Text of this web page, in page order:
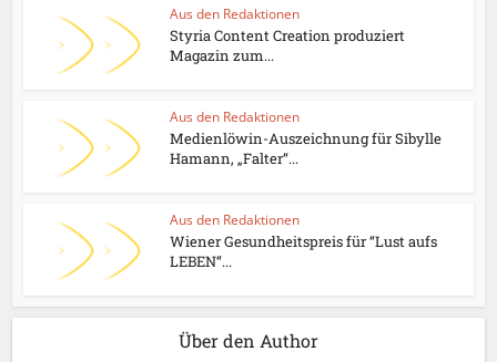
Aus den Redaktionen
Styria Content Creation produziert
Magazin zum...
Aus den Redaktionen
Medienlöwin-Auszeichnung für Sibylle
Hamann, „Falter“...
Aus den Redaktionen
Wiener Gesundheitspreis für “Lust aufs
LEBEN“...
Über den Author